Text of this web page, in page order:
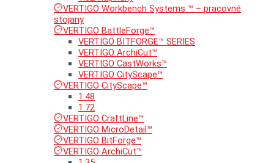
VERTIGO Workbench Systems ™ – pracovné
stojany
VERTIGO BattleForge™
VERTIGO BITFORGE™ SERIES
VERTIGO ArchiCut™
VERTIGO CastWorks™
VERTIGO CityScape™
VERTIGO CityScape™
1:48
1:72
VERTIGO CraftLine™
VERTIGO MicroDetail™
VERTIGO BitForge™
VERTIGO ArchiCut™